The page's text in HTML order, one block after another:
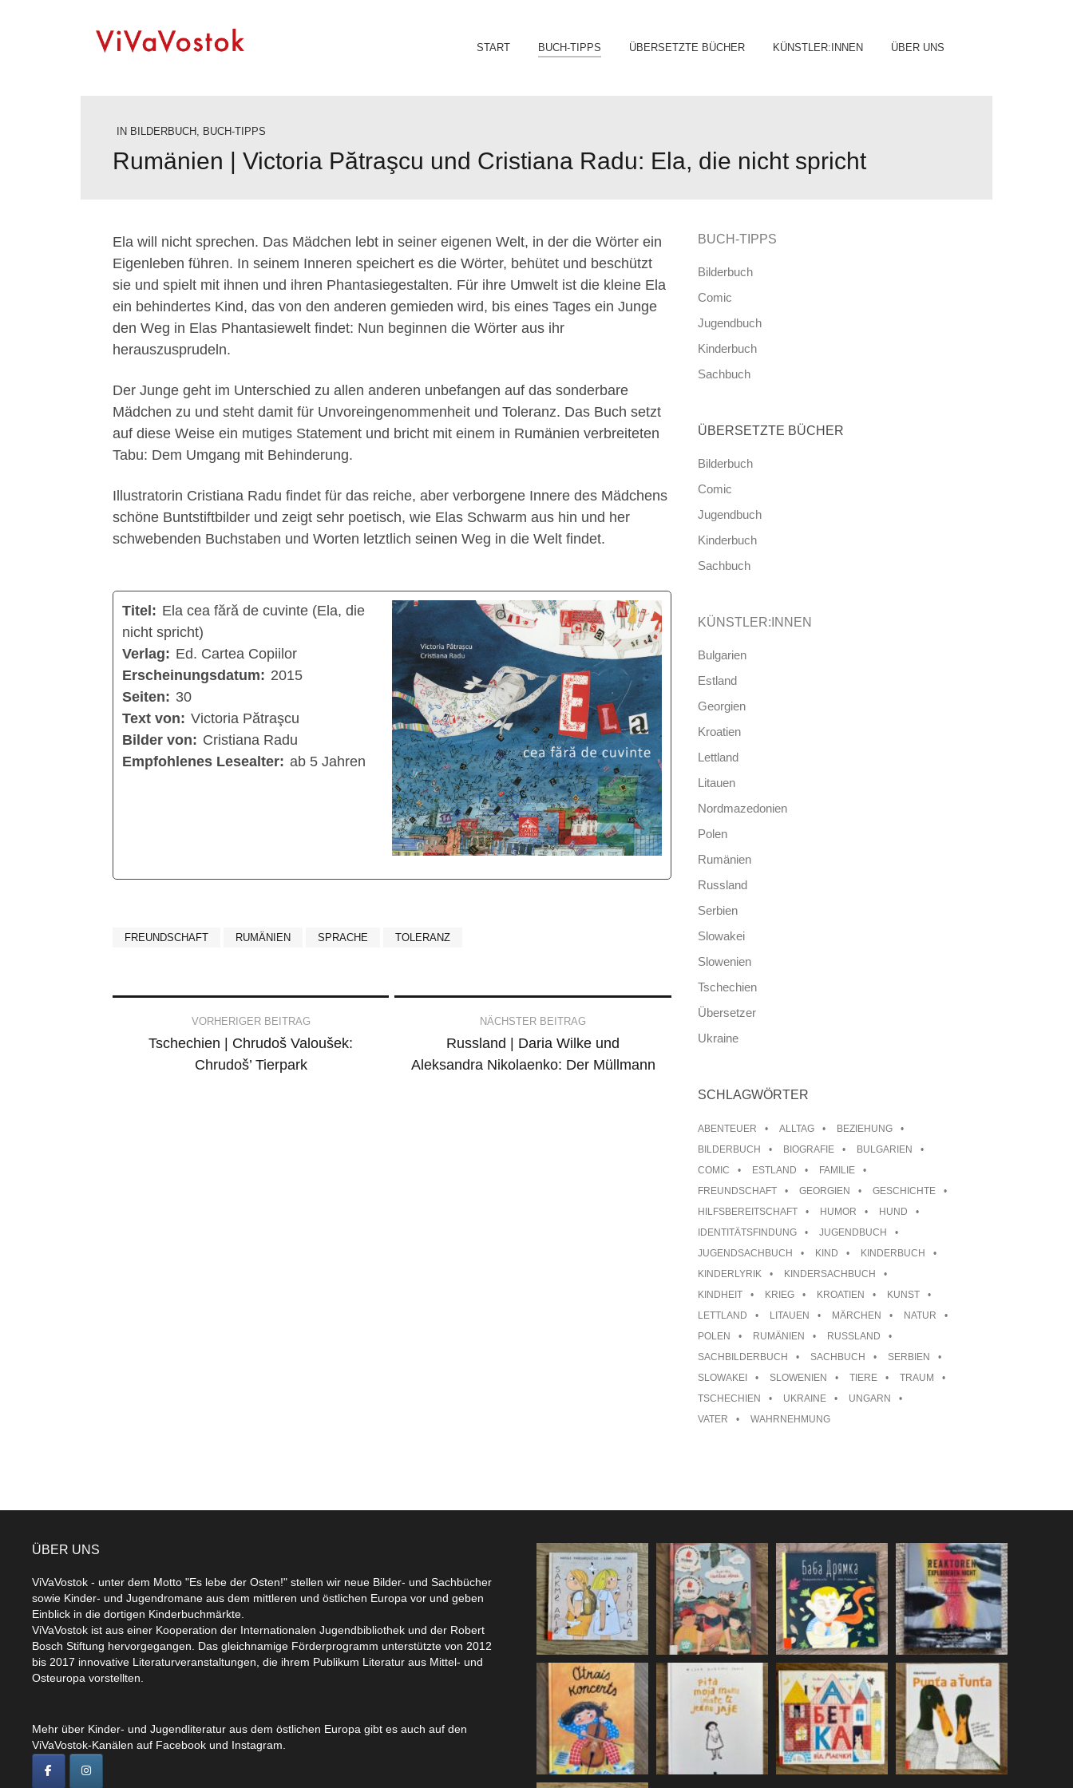
Skip
START BUCH-TIPPS ÜBERSETZTE BÜCHER KÜNSTLER:INNEN ÜBER UNS
IN BILDERBUCH , BUCH-TIPPS
Rumänien | Victoria Pătraşcu und Cristiana Radu: Ela, die nicht spricht
Ela will nicht sprechen. Das Mädchen lebt in seiner eigenen Welt, in der die Wörter ein
Eigenleben führen. In seinem Inneren speichert es die Wörter, behütet und beschützt
sie und spielt mit ihnen und ihren Phantasiegestalten. Für ihre Umwelt ist die kleine Ela
ein behindertes Kind, das von den anderen gemieden wird, bis eines Tages ein Junge
den Weg in Elas Phantasiewelt findet: Nun beginnen die Wörter aus ihr
herauszusprudeln.
Der Junge geht im Unterschied zu allen anderen unbefangen auf das sonderbare
Mädchen zu und steht damit für Unvoreingenommenheit und Toleranz. Das Buch setzt
auf diese Weise ein mutiges Statement und bricht mit einem in Rumänien verbreiteten
Tabu: Dem Umgang mit Behinderung.
Illustratorin Cristiana Radu findet für das reiche, aber verborgene Innere des Mädchens
schöne Buntstiftbilder und zeigt sehr poetisch, wie Elas Schwarm aus hin und her
schwebenden Buchstaben und Worten letztlich seinen Weg in die Welt findet.
Titel: Ela cea fără de cuvinte (Ela, die
nicht spricht)
Verlag: Ed. Cartea Copiilor
Erscheinungsdatum: 2015
Seiten: 30
Text von: Victoria Pătraşcu
Bilder von: Cristiana Radu
Empfohlenes Lesealter: ab 5 Jahren
FREUNDSCHAFT RUMÄNIEN SPRACHE TOLERANZ
navigation
VORHERIGER BEITRAG
Tschechien | Chrudoš Valoušek:
Chrudoš’ Tierpark
NÄCHSTER BEITRAG
Russland | Daria Wilke und
Aleksandra Nikolaenko: Der Müllmann
BUCH-TIPPS
Bilderbuch
Comic
Jugendbuch
Kinderbuch
Sachbuch
ÜBERSETZTE BÜCHER
Bilderbuch
Comic
Jugendbuch
Kinderbuch
Sachbuch
KÜNSTLER:INNEN
Bulgarien
Estland
Georgien
Kroatien
Lettland
Litauen
Nordmazedonien
Polen
Rumänien
Russland
Serbien
Slowakei
Slowenien
Tschechien
Übersetzer
Ukraine
SCHLAGWÖRTER
ABENTEUER ALLTAG
BEZIEHUNG
BILDERBUCH
BIOGRAFIE
BULGARIEN
COMIC
ESTLAND
FAMILIE
FREUNDSCHAFT
GEORGIEN
GESCHICHTE
HILFSBEREITSCHAFT
HUMOR
HUND
IDENTITÄTSFINDUNG
JUGENDBUCH
JUGENDSACHBUCH
KIND
KINDERBUCH
KINDERLYRIK
KINDERSACHBUCH
KINDHEIT
KRIEG KROATIEN
KUNST
LETTLAND
LITAUEN MÄRCHEN
NATUR
POLEN
RUMÄNIEN
RUSSLAND
SACHBILDERBUCH
SACHBUCH
SERBIEN
SLOWAKEI
SLOWENIEN TIERE
TRAUM
TSCHECHIEN
UKRAINE
UNGARN
VATER
WAHRNEHMUNG
ÜBER UNS
ViVaVostok - unter dem Motto "Es lebe der Osten!" stellen wir neue Bilder- und Sachbücher
sowie Kinder- und Jugendromane aus dem mittleren und östlichen Europa vor und geben
Einblick in die dortigen Kinderbuchmärkte.
ViVaVostok ist aus einer Kooperation der Internationalen Jugendbibliothek und der Robert
Bosch Stiftung hervorgegangen. Das gleichnamige Förderprogramm unterstützte von 2012
bis 2017 innovative Literaturveranstaltungen, die ihrem Publikum Literatur aus Mittel- und
Osteuropa vorstellten.
Mehr über Kinder- und Jugendliteratur aus dem östlichen Europa gibt es auch auf den
ViVaVostok-Kanälen auf Facebook und Instagram.